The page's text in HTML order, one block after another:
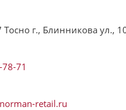
г., Блинникова ул.,
71
retail.ru